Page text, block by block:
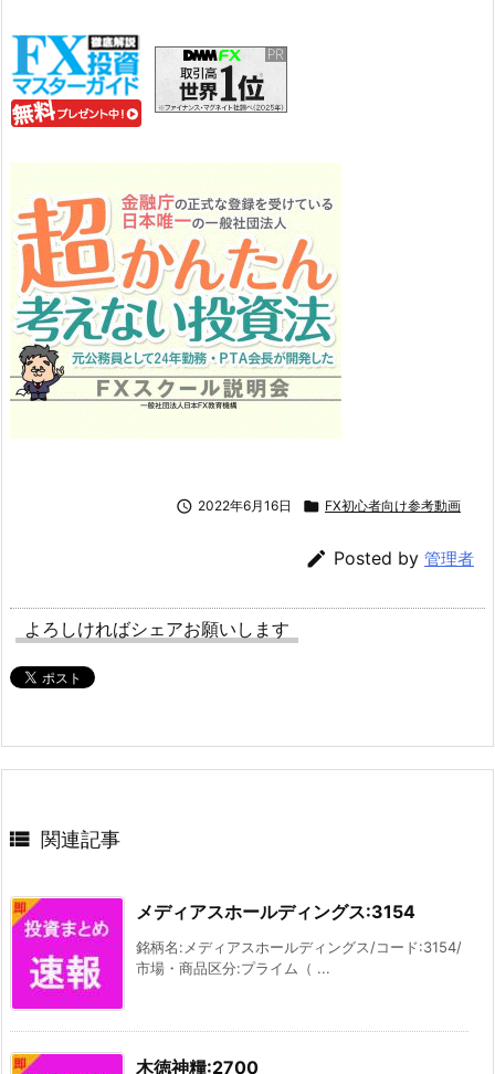
 2022年6月16日  FX初心者向け参考動画
 Posted by 管理者
よろしければシェアお願いします
 関連記事
メディアスホールディングス:3154
銘柄名:メディアスホールディングス/コード:3154/
市場・商品区分:プライム（ ...
木徳神糧:2700